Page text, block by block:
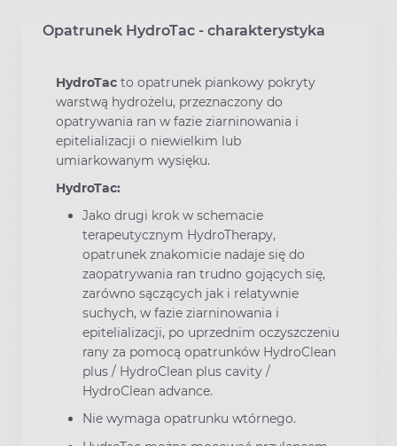
Opatrunek HydroTac - charakterystyka
HydroTac to opatrunek piankowy pokryty
warstwą hydrożelu, przeznaczony do
opatrywania ran w fazie ziarninowania i
epitelializacji o niewielkim lub
umiarkowanym wysięku.
HydroTac:
Jako drugi krok w schemacie
terapeutycznym HydroTherapy,
opatrunek znakomicie nadaje się do
zaopatrywania ran trudno gojących się,
zarówno sączących jak i relatywnie
suchych, w fazie ziarninowania i
epitelializacji, po uprzednim oczyszczeniu
rany za pomocą opatrunków HydroClean
plus / HydroClean plus cavity /
HydroClean advance.
Nie wymaga opatrunku wtórnego.